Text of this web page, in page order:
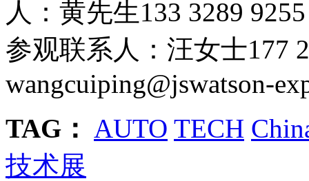
人：黄先生133 3289
参观联系人：汪女士177
wangcuiping@jswatson-
TAG： AUTO TECH
技术展